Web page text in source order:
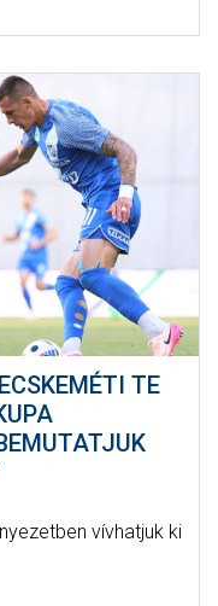
TE
vívhatjuk ki